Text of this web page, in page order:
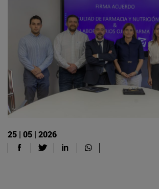
25 | 05 | 2026